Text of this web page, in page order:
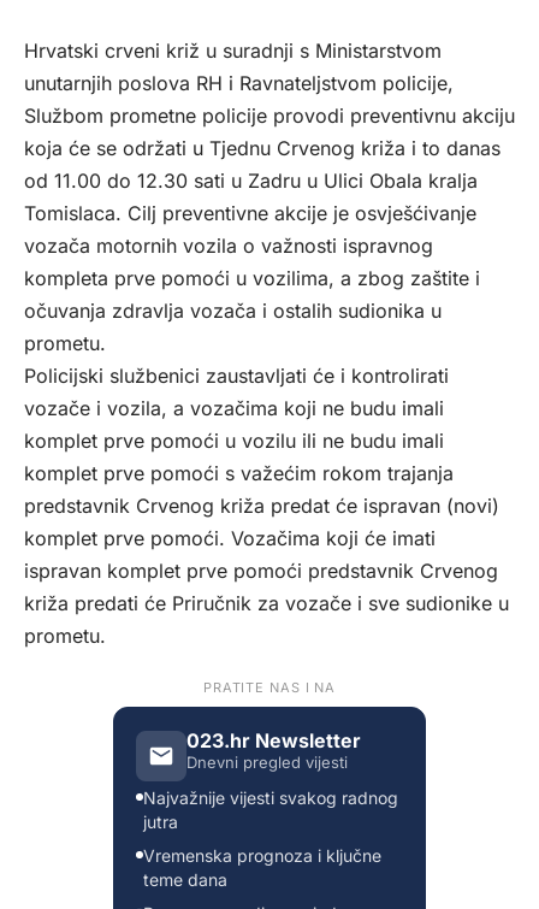
Hrvatski crveni križ u suradnji s Ministarstvom
unutarnjih poslova RH i Ravnateljstvom policije,
Službom prometne policije provodi preventivnu akciju
koja će se održati u Tjednu Crvenog križa i to danas
od 11.00 do 12.30 sati u Zadru u Ulici Obala kralja
Tomislaca. Cilj preventivne akcije je osvješćivanje
vozača motornih vozila o važnosti ispravnog
kompleta prve pomoći u vozilima, a zbog zaštite i
očuvanja zdravlja vozača i ostalih sudionika u
prometu.
Policijski službenici zaustavljati će i kontrolirati
vozače i vozila, a vozačima koji ne budu imali
komplet prve pomoći u vozilu ili ne budu imali
komplet prve pomoći s važećim rokom trajanja
predstavnik Crvenog križa predat će ispravan (novi)
komplet prve pomoći. Vozačima koji će imati
ispravan komplet prve pomoći predstavnik Crvenog
križa predati će Priručnik za vozače i sve sudionike u
prometu.
PRATITE NAS I NA
023.hr Newsletter
Dnevni pregled vijesti
Najvažnije vijesti svakog radnog
jutra
Vremenska prognoza i ključne
teme dana